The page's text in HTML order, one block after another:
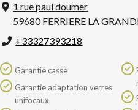
1 rue paul doumer
59680 FERRIERE LA
+33327393218
Garantie casse
unifocaux